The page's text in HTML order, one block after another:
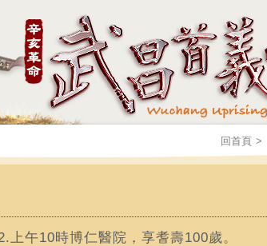
回首頁 >
午10時博仁醫院，享耆壽100歲。